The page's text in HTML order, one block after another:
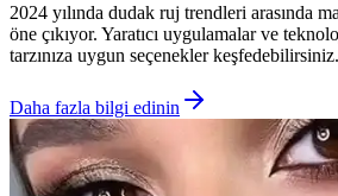
2024 yılında dudak ruj trendleri arasında
öne çıkıyor. Yaratıcı uygulamalar ve
tarzınıza uygun seçenekler keşfedebilirsiniz.
Daha fazla bilgi edinin